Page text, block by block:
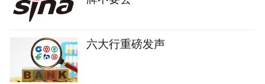
六大行重磅发声